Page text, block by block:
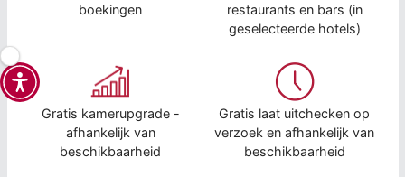
boekingen
restaurants en bars (in
geselecteerde hotels)
Gratis kamerupgrade -
afhankelijk van
beschikbaarheid
Gratis laat uitchecken op
verzoek en afhankelijk van
beschikbaarheid